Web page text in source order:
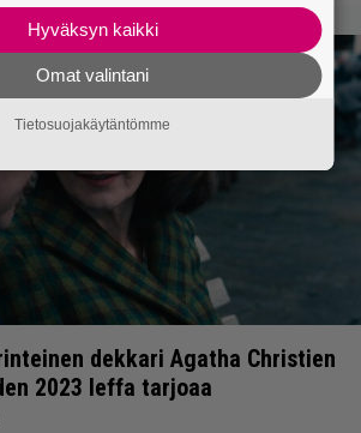
dekkari Agatha Christien
2023 leffa tarjoaa
Hyväksyn kaikki
Omat valintani
Tietosuojakäytäntömme